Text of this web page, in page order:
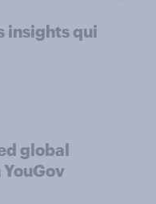
insights qui
global